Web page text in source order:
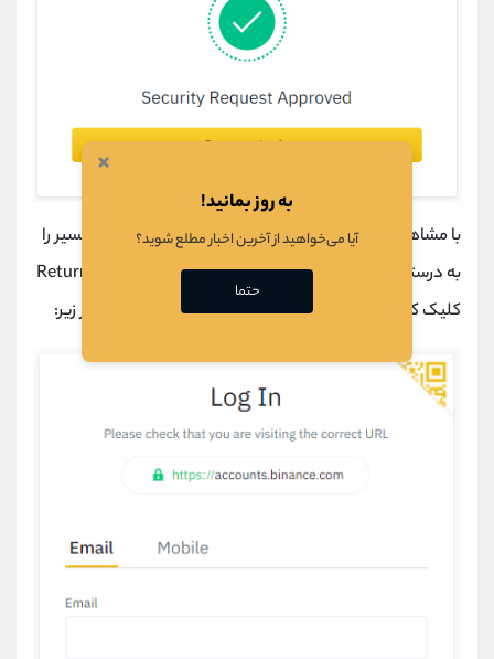
با مشاهده این صفحه متوجه این خواهیم شد که تا الان مسیر را
به درستی طی کرده ایم. حال باید بر روی دکمه
Return to Login
کلیک کنید تا به صفحه ورود هدایت شوید همانند تصویر زیر:
×
به روز بمانید!
آیا می‌خواهید از آخرین اخبار مطلع شوید؟
حتما